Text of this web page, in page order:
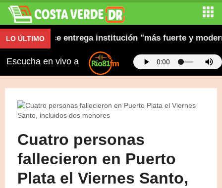
LO ÚLTIMOy dice entrega institución "más fuerte y moderna"
Escucha en vivo a
Cuatro personas
fallecieron en Puerto
Plata el Viernes Santo,